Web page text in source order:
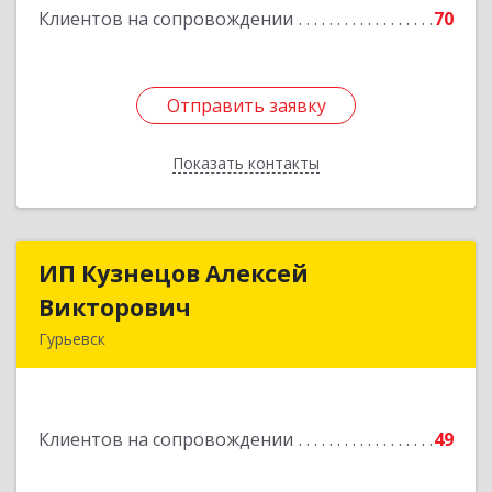
Клиентов на сопровождении 70
Отправить заявку
Показать контакты
Отправить заявку
Назад
ИП Кузнецов Алексей
Викторович
Гурьевск
Клиентов на сопровождении 49
ИП Кузнецов Алексей
Подробнее